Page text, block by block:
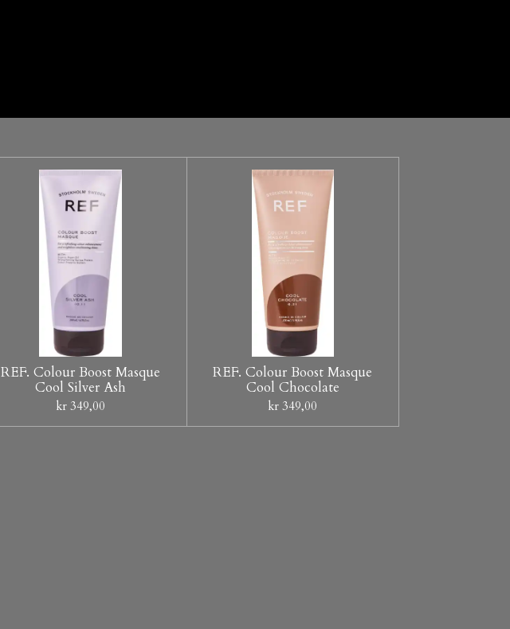
REF. Colour Boost Masque
Cool Silver Ash
kr 349,00
REF. Colour Boost Masque
Cool Chocolate
kr 349,00